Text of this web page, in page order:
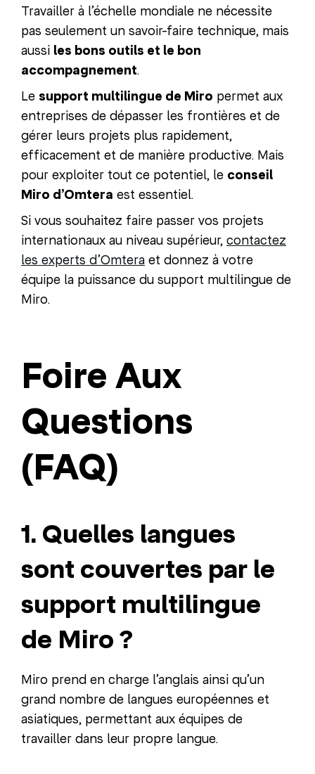
Travailler à l’échelle mondiale ne nécessite
pas seulement un savoir-faire technique, mais
aussi les bons outils et le bon
accompagnement.
Le support multilingue de Miro permet aux
entreprises de dépasser les frontières et de
gérer leurs projets plus rapidement,
efficacement et de manière productive. Mais
pour exploiter tout ce potentiel, le conseil
Miro d’Omtera est essentiel.
Si vous souhaitez faire passer vos projets
internationaux au niveau supérieur, contactez
les experts d’Omtera et donnez à votre
équipe la puissance du support multilingue de
Miro.
Foire Aux
Questions
(FAQ)
1. Quelles langues
sont couvertes par le
support multilingue
de Miro ?
Miro prend en charge l’anglais ainsi qu’un
grand nombre de langues européennes et
asiatiques, permettant aux équipes de
travailler dans leur propre langue.